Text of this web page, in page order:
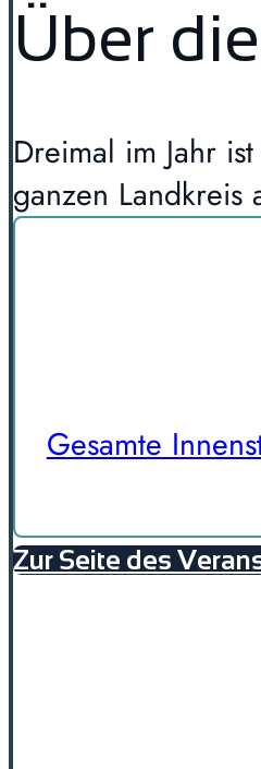
Über
Dreimal im Jahr
ganzen Landkreis
Gesamte
Zur Seite des